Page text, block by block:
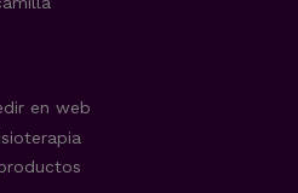
en web